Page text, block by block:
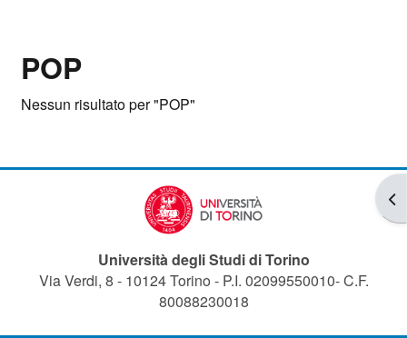
POP
Nessun risultato per "POP"
Università degli Studi di Torino
Via Verdi, 8 - 10124 Torino - P.I. 02099550010- C.F.
80088230018